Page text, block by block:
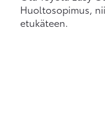
Huoltosopimus,
etukäteen.